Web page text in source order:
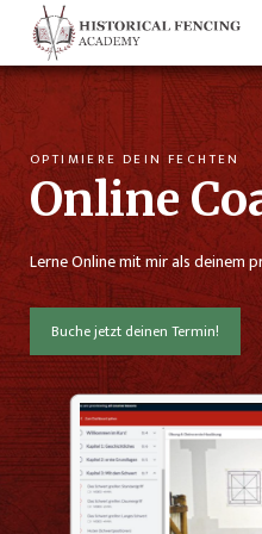
OPTIMIERE DEIN FECHTEN
Online
Lerne Online mit mir als deinem
Buche jetzt deinen Termin!